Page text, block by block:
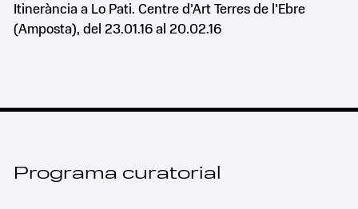
Itinerància a Lo Pati. Centre d’Art Terres de l’Ebre
(Amposta), del 23.01.16 al 20.02.16
Programa curatorial